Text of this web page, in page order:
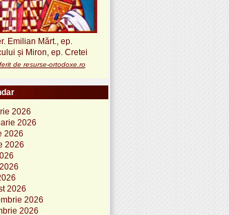
Emilian Mărt., ep.
și Miron, ep. Cretei
de resurse-ortodoxe.ro
2026
2026
2026
2026
2026
2026
2026